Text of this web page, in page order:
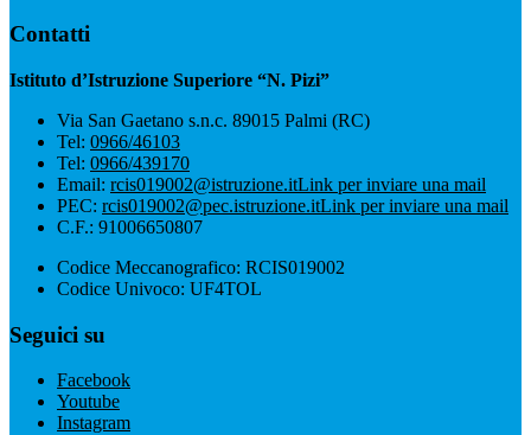
Contatti
Istituto d’Istruzione Superiore “N. Pizi”
Via San Gaetano s.n.c. 89015 Palmi (RC)
Tel: 0966/46103
Tel: 0966/439170
Email: rcis019002@istruzione.itLink per inviare una mail
PEC: rcis019002@pec.istruzione.itLink per inviare una mail
C.F.: 91006650807
Codice Meccanografico: RCIS019002
Codice Univoco: UF4TOL
Seguici su
Facebook
Youtube
Instagram